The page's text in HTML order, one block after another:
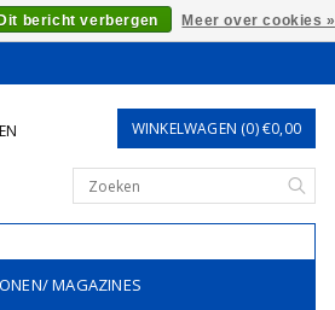
WINKELWAGEN (0) €0,00
MAGAZINES
bericht verbergen Meer over cookies »